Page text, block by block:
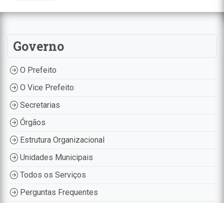
Governo
O Prefeito
O Vice Prefeito
Secretarias
Órgãos
Estrutura Organizacional
Unidades Municipais
Todos os Serviços
Perguntas Frequentes